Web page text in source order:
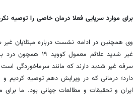
برای موارد سرپایی فعلا درمان خاصی را توصیه
وی همچنین در ادامه نشست درباره مبتلایان غیر
غیر شدید علائم
سرفه غیر شدید دارند که مانند سرماخوردگی
دارد؛ درمانی که در ویرایش دهم توصیه کردیم
ایران و تحقیقات و مطالعات جهانی بود. ما برای